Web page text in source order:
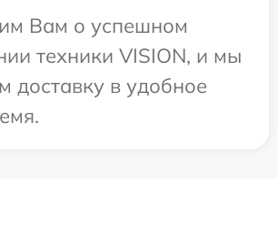
Вам о успешном
техники VISION, и мы
доставку в удобное